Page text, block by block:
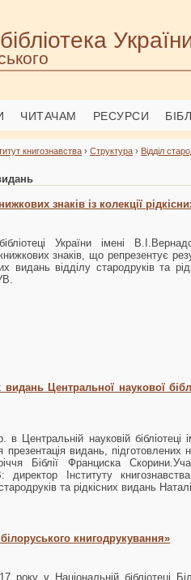
ЧИТАЧАМ РЕСУРСИ
книгознавства › Структура › Відділ
знаків із колекції
України імені
знаків, що репрезентує
видань відділу стародруків та
Центральної наукової
в Центральній науковій
презентація видань, підготовлених
Біблії Франциска
директор Інституту
та рідкісних видань
книгодрукування»
року у Національній бібліотеці